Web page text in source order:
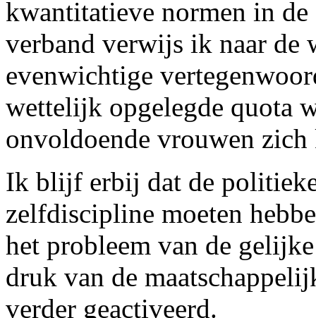
kwantitatieve normen in
verband verwijs ik naar de
evenwichtige
wettelijk opgelegde quota
onvoldoende vrouwen zich
Ik blijf erbij dat de
zelfdiscipline moeten
het probleem van de
druk van de
verder geactiveerd.